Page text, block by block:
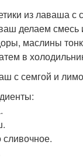
из лаваша
делаем смесь
маслины
в
с семгой и